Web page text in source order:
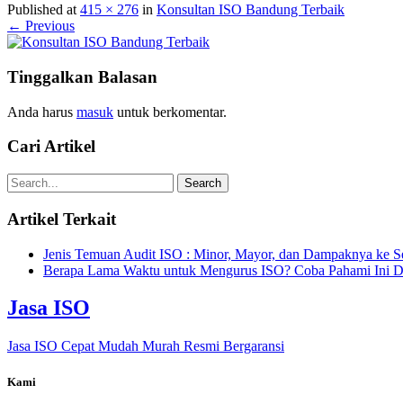
Published at 415 × 276 in Konsultan ISO Bandung Terbaik
← Previous
Tinggalkan Balasan
Anda harus masuk untuk berkomentar.
Cari Artikel
Artikel Terkait
Jenis Temuan Audit ISO : Minor, Mayor, dan Dampaknya ke
Berapa Lama Waktu untuk Mengurus ISO? Coba Pahami Ini
Jasa ISO
Jasa ISO Cepat Mudah Murah Resmi Bergaransi
Kami